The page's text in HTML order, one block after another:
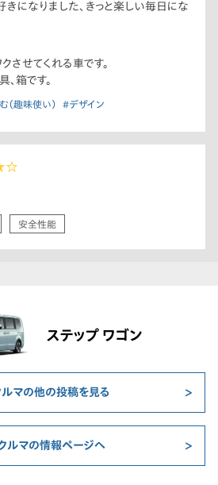
になりました、きっと楽しい毎日にな
させてくれる車です。
箱です。
（趣味使い） #デザイン
安全性能
ステップ ワゴン
ルマの他の投稿を見る
ルマの情報ページへ